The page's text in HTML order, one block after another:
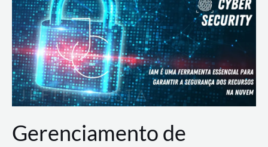
e
Operações
Gerenciamento de